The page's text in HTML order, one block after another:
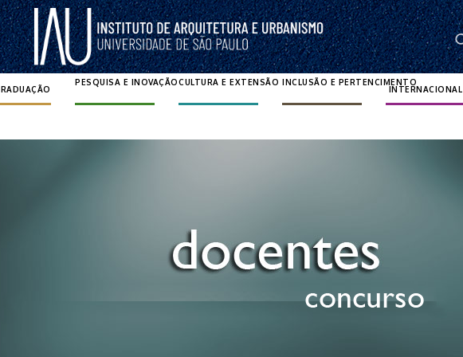
Pesquisar por:
PESQUISA E INOVAÇÃOCULTURA E EXTENSÃO INCLUSÃO E PERTENCIMENTO
INTERNACIONAL